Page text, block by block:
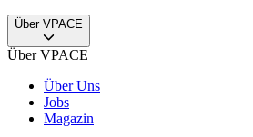
Über VPACE
Über VPACE
Über Uns
Jobs
Magazin